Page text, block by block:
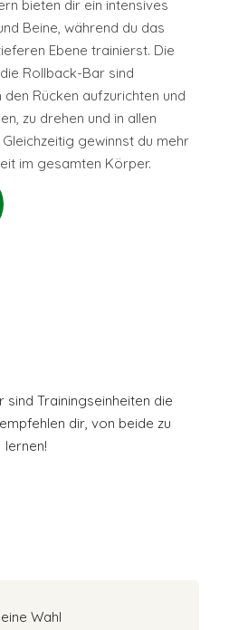
bieten dir ein intensives
Beine, während du das
Ebene trainierst. Die
Rollback-Bar sind
Rücken aufzurichten und
zu drehen und in allen
gewinnst du mehr
im gesamten Körper.
sind Trainingseinheiten die
dir, von beide zu
lernen!
Wahl